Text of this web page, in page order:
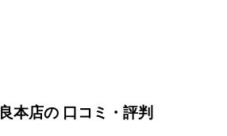
本店の 口コミ・評判